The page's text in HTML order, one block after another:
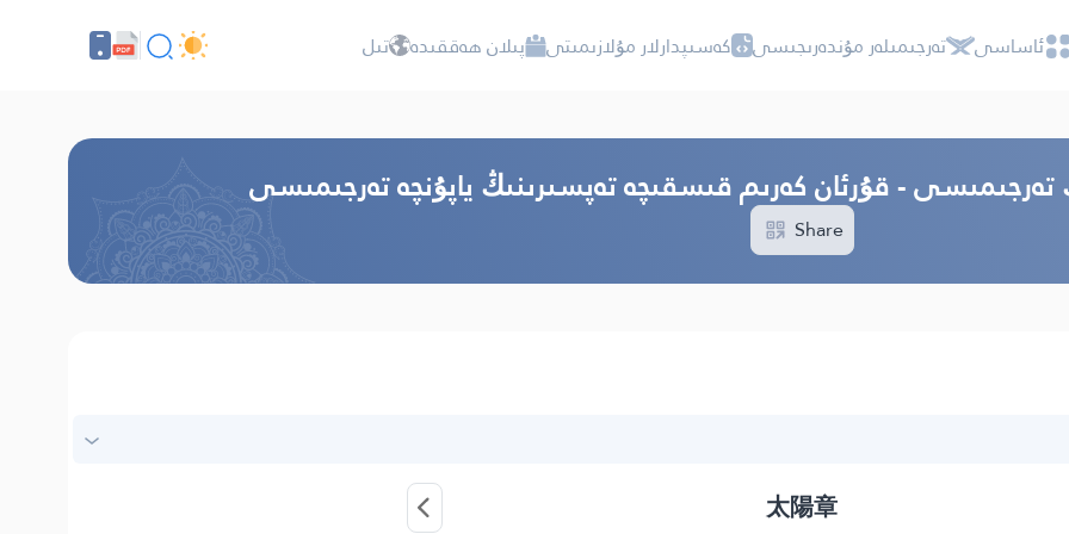
ئاساسى تەرجىمىلەر مۇندەرىجىسى كەسىپدارلار مۇلازىمىتى پىلان ھەققىدە تىل
تەرجىمىسى - قۇرئان كەرىم قىسقىچە تەپسىرىنىڭ ياپۇنچە تەرجىمىسى
Share
太陽章